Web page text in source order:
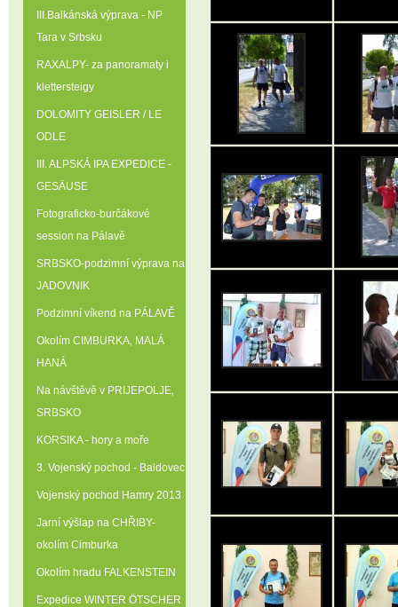
III.Balkánská výprava - NP
Tara v Srbsku
RAXALPY- za panoramaty i
klettersteigy
DOLOMITY GEISLER / LE
ODLE
III. ALPSKÁ IPA EXPEDICE -
GESÄUSE
Fotograficko-burčákové
session na Pálavě
SRBSKO-podzimní výprava na
JADOVNIK
Podzimní víkend na PÁLAVĚ
Okolím CIMBURKA‚ MALÁ
HANÁ
Na návštěvě v PRIJEPOLJE‚
SRBSKO
KORSIKA - hory a moře
3. Vojenský pochod - Baldovec
Vojenský pochod Hamry 2013
Jarní výšlap na CHŘIBY-
okolím Cimburka
Okolím hradu FALKENSTEIN
Expedice WINTER ÖTSCHER